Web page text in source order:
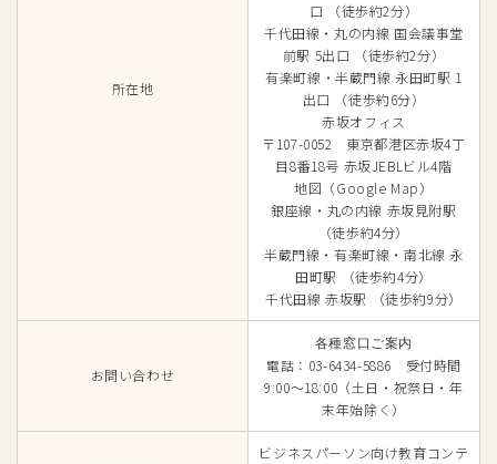
所在地
口 （徒歩約2分）
千代田線・丸の内線 国会議事堂
前駅 5出口 （徒歩約2分）
有楽町線・半蔵門線 永田町駅 1
出口 （徒歩約6分）
赤坂オフィス
〒107-0052 東京都港区赤坂4丁
目8番18号 赤坂JEBLビル4階
地図（Google Map）
銀座線・丸の内線 赤坂見附駅
（徒歩約4分）
半蔵門線・有楽町線・南北線 永
田町駅 （徒歩約4分）
千代田線 赤坂駅 （徒歩約9分）
お問い合わせ
各種窓口ご案内
電話：03-6434-5886 受付時間
9:00～18:00（土日・祝祭日・年
末年始除く）
ビジネスパーソン向け教育コンテ